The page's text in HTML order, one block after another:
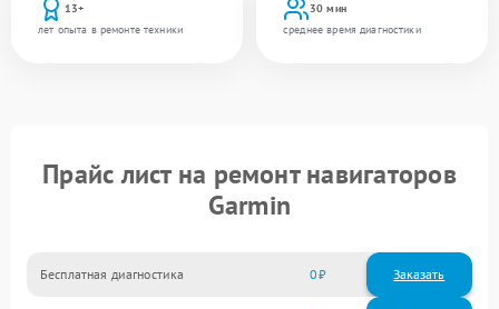
13+
лет опыта в ремонте техники
30 мин
среднее время диагностики
Прайс лист на ремонт навигаторов
Garmin
Бесплатная диагностика 0 Заказать